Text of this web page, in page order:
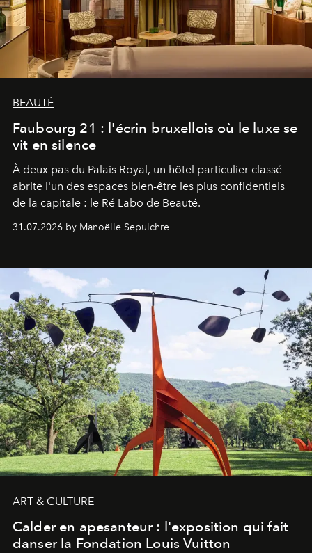
BEAUTÉ
Faubourg 21 : l'écrin bruxellois où le luxe se
vit en silence
À deux pas du Palais Royal, un hôtel particulier classé
abrite l'un des espaces bien-être les plus confidentiels
de la capitale : le Ré Labo de Beauté.
31.07.2026 by Manoëlle Sepulchre
ART & CULTURE
Calder en apesanteur : l'exposition qui fait
danser la Fondation Louis Vuitton